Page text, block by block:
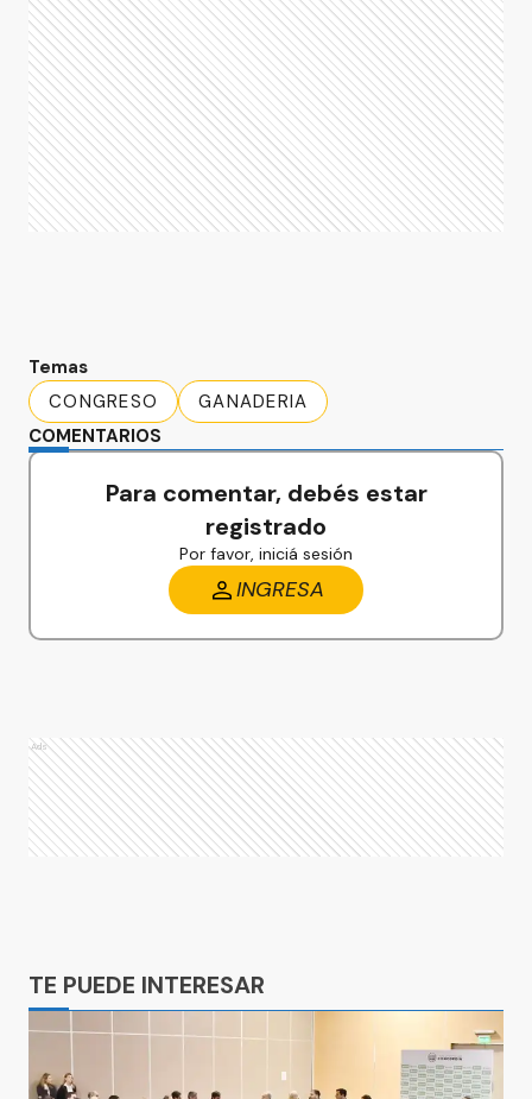
Temas
CONGRESO
GANADERIA
COMENTARIOS
Para comentar, debés estar
registrado
Por favor, iniciá sesión
INGRESA
Ads
TE PUEDE INTERESAR